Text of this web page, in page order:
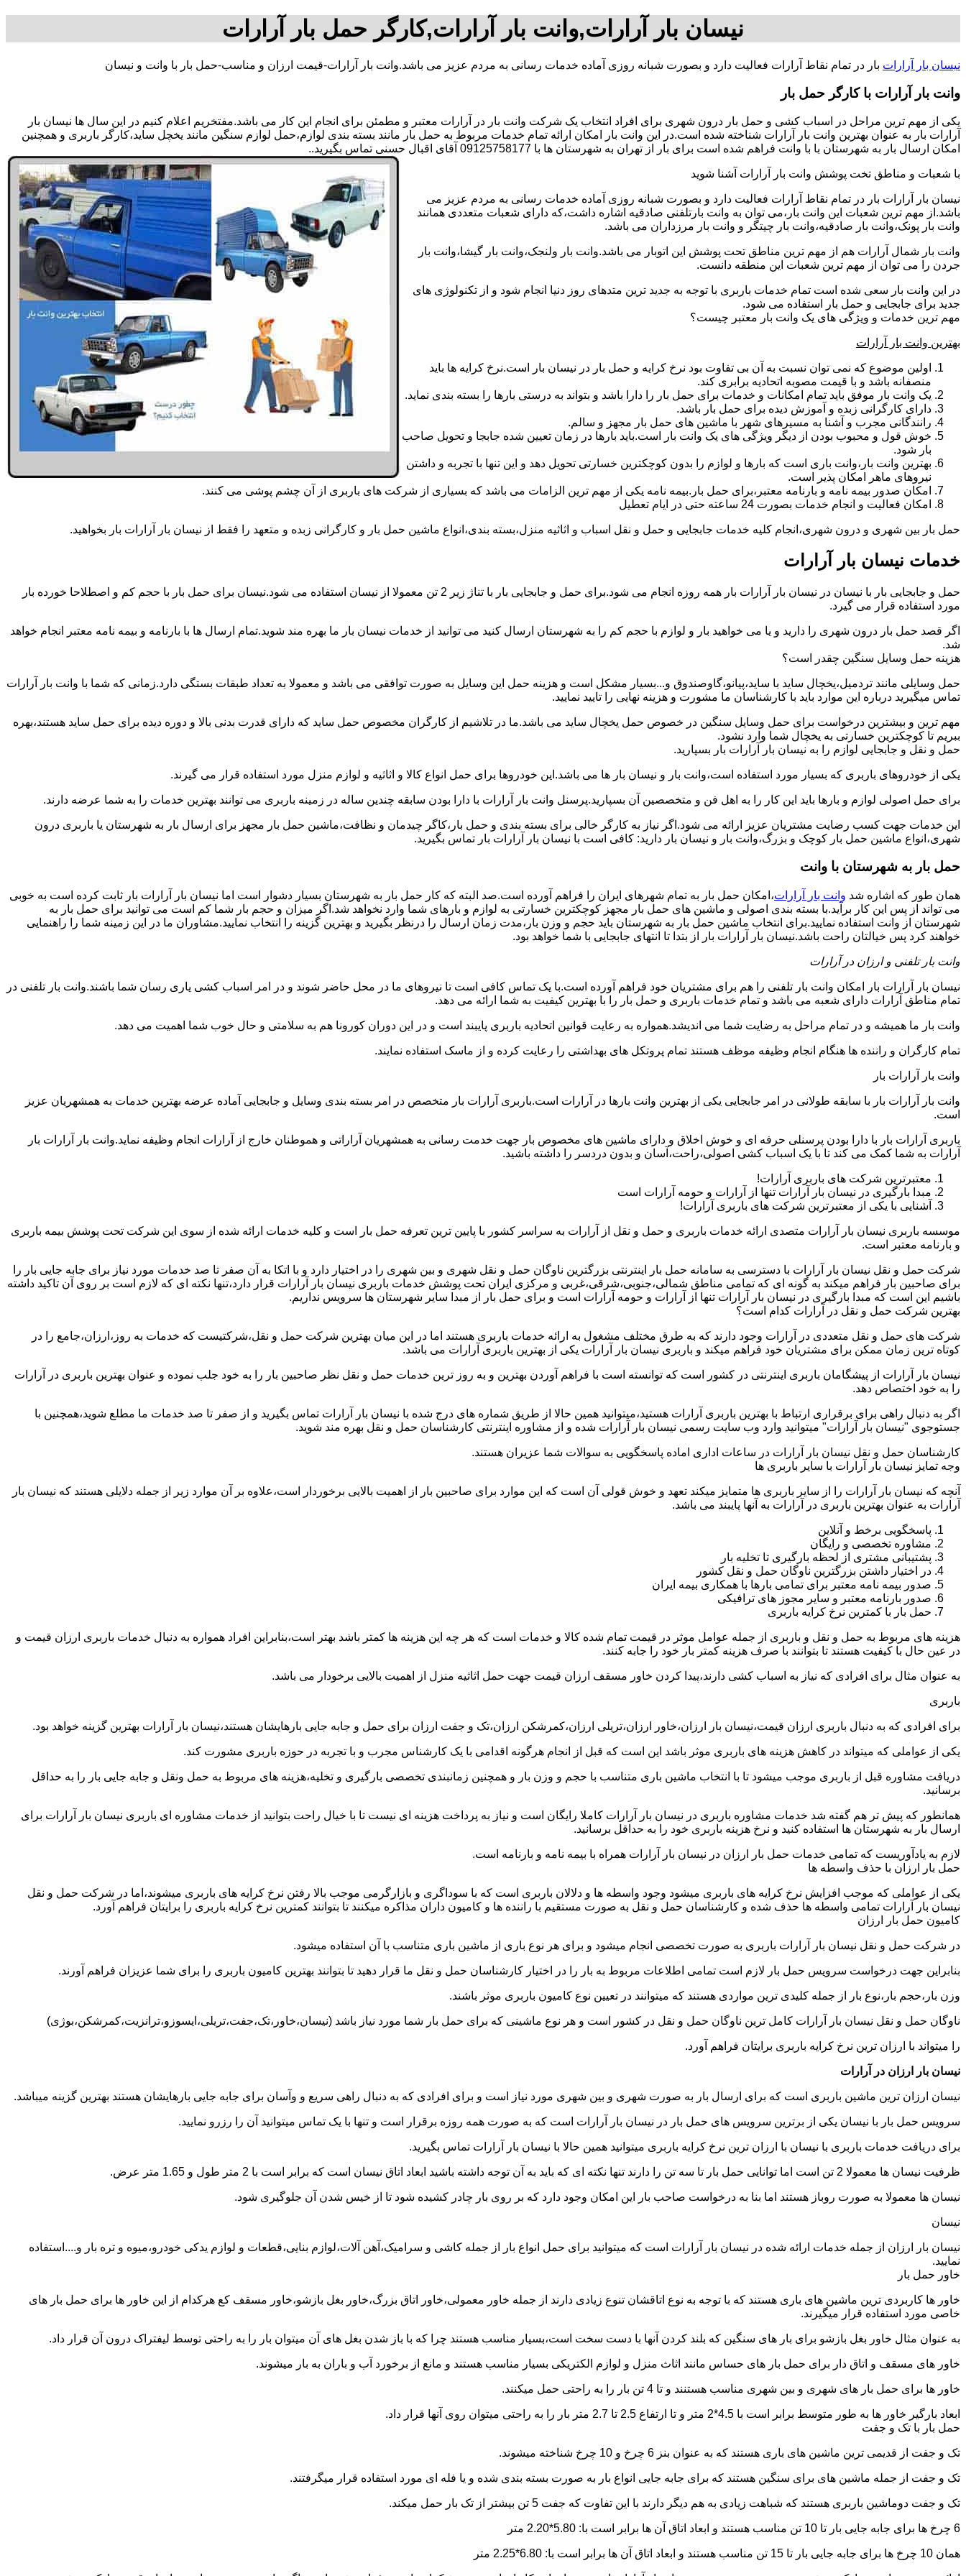
نیسان بار آرارات,وانت بار آرارات,کارگر حمل بار آرارات
نیسان بار آرارات بار در تمام نقاط آرارات فعالیت دارد و بصورت شبانه روزی آماده خدمات رسانی به مردم عزیز می باشد.وانت بار آرارات-قیمت ارزان و مناسب-حمل بار با وانت و نیسان
وانت بار آرارات با کارگر حمل بار
یکی از مهم ترین مراحل در اسباب کشی و حمل بار درون شهری برای افراد انتخاب یک شرکت وانت بار در آرارات معتبر و مطمئن برای انجام این کار می باشد.مفتخریم اعلام کنیم در این سال ها نیسان بار
آرارات بار به عنوان بهترین وانت بار آرارات شناخته شده است.در این وانت بار امکان ارائه تمام خدمات مربوط به حمل بار مانند بسته بندی لوازم،حمل لوازم سنگین مانند یخچل ساید،کارگر باربری و همچنین
امکان ارسال بار به شهرستان با با وانت فراهم شده است برای بار از تهران به شهرستان ها با 09125758177 آقای اقبال حسنی تماس بگیرید..
با شعبات و مناطق تخت پوشش وانت بار آرارات آشنا شوید
نیسان بار آرارات بار در تمام نقاط آرارات فعالیت دارد و بصورت شبانه روزی آماده خدمات رسانی به مردم عزیز می
باشد.از مهم ترین شعبات این وانت بار،می توان به وانت بارتلفنی صادقیه اشاره داشت،که دارای شعبات متعددی همانند
وانت بار پونک،وانت بار صادقیه،وانت بار چیتگر و وانت بار مرزداران می باشد.
وانت بار شمال آرارات هم از مهم ترین مناطق تحت پوشش این اتوبار می باشد.وانت بار ولنجک،وانت بار گیشا،وانت بار
جردن را می توان از مهم ترین شعبات این منطقه دانست.
در این وانت بار سعی شده است تمام خدمات باربری با توجه به جدید ترین متدهای روز دنیا انجام شود و از تکنولوژی های
جدید برای جابجایی و حمل بار استفاده می شود.
مهم ترین خدمات و ویژگی های یک وانت بار معتبر چیست؟
بهترین وانت بار آرارات
اولین موضوع که نمی توان نسبت به آن بی تفاوت بود نرخ کرایه و حمل بار در نیسان بار است.نرخ کرایه ها باید
منصفانه باشد و با قیمت مصوبه اتحادیه برابری کند.
یک وانت بار موفق باید تمام امکانات و خدمات برای حمل بار را دارا باشد و بتواند به درستی بارها را بسته بندی نماید.
دارای کارگرانی زبده و آموزش دیده برای حمل بار باشد.
رانندگانی مجرب و آشنا به مسیرهای شهر با ماشین های حمل بار مجهز و سالم.
خوش قول و محبوب بودن از دیگر ویژگی های یک وانت بار است.باید بارها در زمان تعیین شده جابجا و تحویل صاحب
بار شود.
بهترین وانت بار،وانت باری است که بارها و لوازم را بدون کوچکترین خسارتی تحویل دهد و این تنها با تجربه و داشتن
نیروهای ماهر امکان پذیر است.
امکان صدور بیمه نامه و بارنامه معتبر،برای حمل بار.بیمه نامه یکی از مهم ترین الزامات می باشد که بسیاری از شرکت های باربری از آن چشم پوشی می کنند.
امکان فعالیت و انجام خدمات بصورت 24 ساعته حتی در ایام تعطیل
حمل بار بین شهری و درون شهری،انجام کلیه خدمات جابجایی و حمل و نقل اسباب و اثاثیه منزل،بسته بندی،انواع ماشین حمل بار و کارگرانی زبده و متعهد را فقط از نیسان بار آرارات بار بخواهید.
خدمات نیسان بار آرارات
حمل و جابجایی بار با نیسان در نیسان بار آرارات بار همه روزه انجام می شود.برای حمل و جابجایی بار با تناژ زیر 2 تن معمولا از نیسان استفاده می شود.نیسان برای حمل بار با حجم کم و اصطلاحا خورده بار
مورد استفاده قرار می گیرد.
اگر قصد حمل بار درون شهری را دارید و یا می خواهید بار و لوازم با حجم کم را به شهرستان ارسال کنید می توانید از خدمات نیسان بار ما بهره مند شوید.تمام ارسال ها با بارنامه و بیمه نامه معتبر انجام خواهد
شد.
هزینه حمل وسایل سنگین چقدر است؟
حمل وسایلی مانند تردمیل،یخچال ساید با ساید،پیانو،گاوصندوق و...بسیار مشکل است و هزینه حمل این وسایل به صورت توافقی می باشد و معمولا به تعداد طبقات بستگی دارد.زمانی که شما با وانت بار آرارات
تماس میگیرید درباره این موارد باید با کارشناسان ما مشورت و هزینه نهایی را تایید نمایید.
مهم ترین و بیشترین درخواست برای حمل وسایل سنگین در خصوص حمل یخچال ساید می باشد.ما در تلاشیم از کارگران مخصوص حمل ساید که دارای قدرت بدنی بالا و دوره دیده برای حمل ساید هستند،بهره
ببریم تا کوچکترین خسارتی به یخچال شما وارد نشود.
حمل و نقل و جابجایی لوازم را به نیسان بار آرارات بار بسپارید.
یکی از خودروهای باربری که بسیار مورد استفاده است،وانت بار و نیسان بار ها می باشد.این خودروها برای حمل انواع کالا و اثاثیه و لوازم منزل مورد استفاده قرار می گیرند.
برای حمل اصولی لوازم و بارها باید این کار را به اهل فن و متخصصین آن بسپارید.پرسنل وانت بار آرارات با دارا بودن سابقه چندین ساله در زمینه باربری می توانند بهترین خدمات را به شما عرضه دارند.
این خدمات جهت کسب رضایت مشتریان عزیز ارائه می شود.اگر نیاز به کارگر خالی برای بسته بندی و حمل بار،کاگر چیدمان و نظافت،ماشین حمل بار مجهز برای ارسال بار به شهرستان یا باربری درون
شهری،انواع ماشین حمل بار کوچک و بزرگ،وانت بار و نیسان بار دارید: کافی است با نیسان بار آرارات بار تماس بگیرید.
حمل بار به شهرستان با وانت
همان طور که اشاره شد وانت بار آرارات،امکان حمل بار به تمام شهرهای ایران را فراهم آورده است.صد البته که کار حمل بار به شهرستان بسیار دشوار است اما نیسان بار آرارات بار ثابت کرده است به خوبی
می تواند از پس این کار برآید.با بسته بندی اصولی و ماشین های حمل بار مجهز کوچکترین خسارتی به لوازم و بارهای شما وارد نخواهد شد.اگر میزان و حجم بار شما کم است می توانید برای حمل بار به
شهرستان از وانت استفاده نمایید.برای انتخاب ماشین حمل بار به شهرستان باید حجم و وزن بار،مدت زمان ارسال را درنظر بگیرید و بهترین گزینه را انتخاب نمایید.مشاوران ما در این زمینه شما را راهنمایی
خواهند کرد پس خیالتان راحت باشد.نیسان بار آرارات بار از بتدا تا انتهای جابجایی با شما خواهد بود.
وانت بار تلفنی و ارزان در آرارات
نیسان بار آرارات بار امکان وانت بار تلفنی را هم برای مشتریان خود فراهم آورده است.با یک تماس کافی است تا نیروهای ما در محل حاضر شوند و در امر اسباب کشی یاری رسان شما باشند.وانت بار تلفنی در
تمام مناطق آرارات دارای شعبه می باشد و تمام خدمات باربری و حمل بار را با بهترین کیفیت به شما ارائه می دهد.
وانت بار ما همیشه و در تمام مراحل به رضایت شما می اندیشد.همواره به رعایت قوانین اتحادیه باربری پایبند است و در این دوران کورونا هم به سلامتی و حال خوب شما اهمیت می دهد.
تمام کارگران و راننده ها هنگام انجام وظیفه موظف هستند تمام پروتکل های بهداشتی را رعایت کرده و از ماسک استفاده نمایند.
وانت بار آرارات بار
وانت بار آرارات بار با سابقه طولانی در امر جابجایی یکی از بهترین وانت بارها در آرارات است.باربری آرارات بار متخصص در امر بسته بندی وسایل و جابجایی آماده عرضه بهترین خدمات به همشهریان عزیز
است.
باربری آرارات بار با دارا بودن پرسنلی حرفه ای و خوش اخلاق و دارای ماشین های مخصوص بار جهت خدمت رسانی به همشهریان آراراتی و هموطنان خارج از آرارات انجام وظیفه نماید.وانت بار آرارات بار
آرارات به شما کمک می کند تا با یک اسباب کشی اصولی،راحت،آسان و بدون دردسر را داشته باشید.
معتبرترین شرکت های باربری آرارات!
مبدا بارگیری در نیسان بار آرارات تنها از آرارات و حومه آرارات است
آشنایی با یکی از معتبرترین شرکت های باربری آرارات!
موسسه باربری نیسان بار آرارات متصدی ارائه خدمات باربری و حمل و نقل از آرارات به سراسر کشور با پایین ترین تعرفه حمل بار است و کلیه خدمات ارائه شده از سوی این شرکت تحت پوشش بیمه باربری
و بارنامه معتبر است.
شرکت حمل و نقل نیسان بار آرارات با دسترسی به سامانه حمل بار اینترنتی بزرگترین ناوگان حمل و نقل شهری و بین شهری را در اختیار دارد و با اتکا به آن صفر تا صد خدمات مورد نیاز برای جابه جایی بار را
برای صاحبین بار فراهم میکند به گونه ای که تمامی مناطق شمالی،جنوبی،شرقی،غربی و مرکزی ایران تحت پوشش خدمات باربری نیسان بار آرارات قرار دارد،تنها نکته ای که لازم است بر روی آن تاکید داشته
باشیم این است که مبدا بارگیری در نیسان بار آرارات تنها از آرارات و حومه آرارات است و برای حمل بار از مبدا سایر شهرستان ها سرویس نداریم.
بهترین شرکت حمل و نقل در آرارات کدام است؟
شرکت های حمل و نقل متعددی در آرارات وجود دارند که به طرق مختلف مشغول به ارائه خدمات باربری هستند اما در این میان بهترین شرکت حمل و نقل،شرکتیست که خدمات به روز،ارزان،جامع را در
کوتاه ترین زمان ممکن برای مشتریان خود فراهم میکند و باربری نیسان بار آرارات یکی از بهترین باربری آرارات می باشد.
نیسان بار آرارات از پیشگامان باربری اینترنتی در کشور است که توانسته است با فراهم آوردن بهترین و به روز ترین خدمات حمل و نقل نظر صاحبین بار را به خود جلب نموده و عنوان بهترین باربری در آرارات
را به خود اختصاص دهد.
اگر به دنبال راهی برای برقراری ارتباط با بهترین باربری آرارات هستید،میتوانید همین حالا از طریق شماره های درج شده با نیسان بار آرارات تماس بگیرید و از صفر تا صد خدمات ما مطلع شوید،همچنین با
جستوجوی "نیسان بار آرارات" میتوانید وارد وب سایت رسمی نیسان بار آرارات شده و از مشاوره اینترنتی کارشناسان حمل و نقل بهره مند شوید.
کارشناسان حمل و نقل نیسان بار آرارات در ساعات اداری اماده پاسخگویی به سوالات شما عزیران هستند.
وجه تمایز نیسان بار آرارات با سایر باربری ها
آنچه که نیسان بار آرارات را از سایر باربری ها متمایز میکند تعهد و خوش قولی آن است که این موارد برای صاحبین بار از اهمیت بالایی برخوردار است،علاوه بر آن موارد زیر از جمله دلایلی هستند که نیسان بار
آرارات به عنوان بهترین باربری در آرارات به آنها پایبند می باشد.
پاسخگویی برخط و آنلاین
مشاوره تخصصی و رایگان
پشتیبانی مشتری از لحظه بارگیری تا تخلیه بار
در اختیار داشتن بزرگترین ناوگان حمل و نقل کشور
صدور بیمه نامه معتبر برای تمامی بارها با همکاری بیمه ایران
صدور بارنامه معتبر و سایر مجوز های ترافیکی
حمل بار با کمترین نرخ کرایه باربری
هزینه های مربوط به حمل و نقل و باربری از جمله عوامل موثر در قیمت تمام شده کالا و خدمات است که هر چه این هزینه ها کمتر باشد بهتر است،بنابراین افراد همواره به دنبال خدمات باربری ارزان قیمت و
در عین حال با کیفیت هستند تا بتوانند با صرف هزینه کمتر بار خود را جابه کنند.
به عنوان مثال برای افرادی که نیاز به اسباب کشی دارند،پیدا کردن خاور مسقف ارزان قیمت جهت حمل اثاثیه منزل از اهمیت بالایی برخودار می باشد.
باربری
برای افرادی که به دنبال باربری ارزان قیمت،نیسان بار ارزان،خاور ارزان،تریلی ارزان،کمرشکن ارزان،تک و جفت ارزان برای حمل و جابه جایی بارهایشان هستند،نیسان بار آرارات بهترین گزینه خواهد بود.
یکی از عواملی که میتواند در کاهش هزینه های باربری موثر باشد این است که قبل از انجام هرگونه اقدامی با یک کارشناس مجرب و با تجربه در حوزه باربری مشورت کند.
دریافت مشاوره قبل از باربری موجب میشود تا با انتخاب ماشین باری متناسب با حجم و وزن بار و همچنین زمانبندی تخصصی بارگیری و تخلیه،هزینه های مربوط به حمل ونقل و جابه جایی بار را به حداقل
برسانید.
همانطور که پیش تر هم گفته شد خدمات مشاوره باربری در نیسان بار آرارات کاملا رایگان است و نیاز به پرداخت هزینه ای نیست تا با خیال راحت بتوانید از خدمات مشاوره ای باربری نیسان بار آرارات برای
ارسال بار به شهرستان ها استفاده کنید و نرخ هزینه باربری خود را به حداقل برسانید.
لازم به یادآوریست که تمامی خدمات حمل بار ارزان در نیسان بار آرارات همراه با بیمه نامه و بارنامه است.
حمل بار ارزان با حذف واسطه ها
یکی از عواملی که موجب افزایش نرخ کرایه های باربری میشود وجود واسطه ها و دلالان باربری است که با سوداگری و بازارگرمی موجب بالا رفتن نرخ کرایه های باربری میشوند،اما در شرکت حمل و نقل
نیسان بار آرارات تمامی واسطه ها حذف شده و کارشناسان حمل و نقل به صورت مستقیم با راننده ها و کامیون داران مذاکره میکنند تا بتوانند کمترین نرخ کرایه باربری را برایتان فراهم آورد.
کامیون حمل بار ارزان
در شرکت حمل و نقل نیسان بار آرارات باربری به صورت تخصصی انجام میشود و برای هر نوع باری از ماشین باری متناسب با آن استفاده میشود.
بنابراین جهت درخواست سرویس حمل بار لازم است تمامی اطلاعات مربوط به بار را در اختیار کارشناسان حمل و نقل ما قرار دهید تا بتوانند بهترین کامیون باربری را برای شما عزیزان فراهم آورند.
وزن بار،حجم بار،نوع بار از جمله کلیدی ترین مواردی هستند که میتوانند در تعیین نوع کامیون باربری موثر باشند.
ناوگان حمل و نقل نیسان بار آرارات کامل ترین ناوگان حمل و نقل در کشور است و هر نوع ماشینی که برای حمل بار شما مورد نیاز باشد (نیسان،خاور،تک،جفت،تریلی،ایسوزو،ترانزیت،کمرشکن،بوژی)
را میتواند با ارزان ترین نرخ کرایه باربری برایتان فراهم آورد.
نیسان بار ارزان در آرارات
نیسان ارزان ترین ماشین باربری است که برای ارسال بار به صورت شهری و بین شهری مورد نیاز است و برای افرادی که به دنبال راهی سریع و وآسان برای جابه جایی بارهایشان هستند بهترین گزینه میباشد.
سرویس حمل بار با نیسان یکی از برترین سرویس های حمل بار در نیسان بار آرارات است که به صورت همه روزه برقرار است و تنها با یک تماس میتوانید آن را رزرو نمایید.
برای دریافت خدمات باربری با نیسان با ارزان ترین نرخ کرایه باربری میتوانید همین حالا با نیسان بار آرارات تماس بگیرید.
ظرفیت نیسان ها معمولا 2 تن است اما توانایی حمل بار تا سه تن را دارند تنها نکته ای که باید به آن توجه داشته باشید ابعاد اتاق نیسان است که برابر است با 2 متر طول و 1.65 متر عرض.
نیسان ها معمولا به صورت روباز هستند اما بنا به درخواست صاحب بار این امکان وجود دارد که بر روی بار چادر کشیده شود تا از خیس شدن آن جلوگیری شود.
نیسان
نیسان بار ارزان از جمله خدمات ارائه شده در نیسان بار آرارات است که میتوانید برای حمل انواع بار از جمله کاشی و سرامیک،آهن آلات،لوازم بنایی،قطعات و لوازم یدکی خودرو،میوه و تره بار و....استفاده
نمایید.
خاور حمل بار
خاور ها کاربردی ترین ماشین های باری هستند که با توجه به نوع اتاقشان تنوع زیادی دارند از جمله خاور معمولی،خاور اتاق بزرگ،خاور بغل بازشو،خاور مسقف کع هرکدام از این خاور ها برای حمل بار های
خاصی مورد استفاده قرار میگیرند.
به عنوان مثال خاور بغل بازشو برای بار های سنگین که بلند کردن آنها با دست سخت است،بسیار مناسب هستند چرا که با باز شدن بغل های آن میتوان بار را به راحتی توسط لیفتراک درون آن قرار داد.
خاور های مسقف و اتاق دار برای حمل بار های حساس مانند اثاث منزل و لوازم الکتریکی بسیار مناسب هستند و مانع از برخورد آب و باران به بار میشوند.
خاور ها برای حمل بار های شهری و بین شهری مناسب هستنند و تا 4 تن بار را به راحتی حمل میکنند.
ابعاد بارگیر خاور ها به طور متوسط برابر است با 4.5*2 متر و تا ارتفاع 2.5 تا 2.7 متر بار را به راحتی میتوان روی آنها قرار داد.
حمل بار با تک و جفت
تک و جفت از قدیمی ترین ماشین های باری هستند که به عنوان بنز 6 چرخ و 10 چرخ شناخته میشوند.
تک و جفت از جمله ماشین های برای سنگین هستند که برای جابه جایی انواع بار به صورت بسته بندی شده و یا فله ای مورد استفاده قرار میگرفتند.
تک و جفت دوماشین باربری هستند که شباهت زیادی به هم دیگر دارند با این تفاوت که جفت 5 تن بیشتر از تک بار حمل میکند.
6 چرخ ها برای جابه جایی بار تا 10 تن مناسب هستند و ابعاد اتاق آن ها برابر است با: 5.80*2.20 متر
همان 10 چرخ ها برای جابه جایی بار تا 15 تن مناسب هستند و ابعاد اتاق آن ها برابر است با: 6.80*2.25 متر